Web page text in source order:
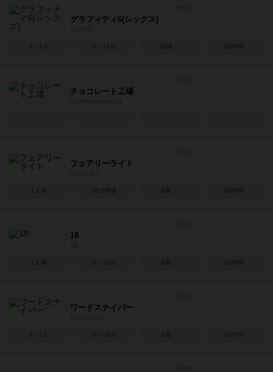
グラフィティ6(シックス)
3～5人 5～15分 10歳～ 2020年
チョコレート工場
フェアリーライト
2人用 15分前後 8歳～ 2020年
18
2人用 5～10分 6歳～ 2018年
ワードスナイパー
2～6人 10～20分 6歳～ 2017年